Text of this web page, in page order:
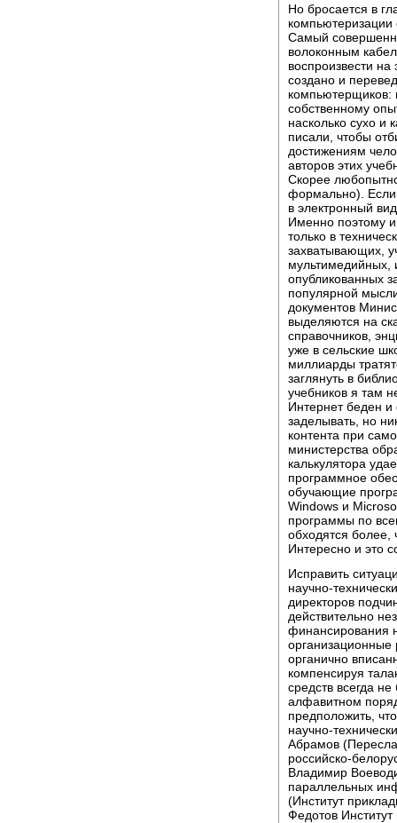
Но бросается в
компьютеризации
Самый
волоконным
воспроизвести
создано и
компьютерщиков:
собственному
насколько сухо и
писали, чтобы
достижениям
авторов этих
Скорее
формально). Если
в электронный
Именно поэтому
только в
захватывающих,
мультимедийных,
опубликованных
популярной
документов
выделяются на
справочников,
уже в сельские
миллиарды
заглянуть в
учебников я там
Интернет беден
заделывать, но
контента при
министерства
калькулятора
программное
обучающие
Windows и
программы по
обходятся
Интересно и это
Исправить
научно-
директоров
действительно
финансирования
органично
компенсируя
средств всегда
алфавитном
предположить,
научно-
Абрамов
российско-
Владимир
параллельных
(Институт
Федотов